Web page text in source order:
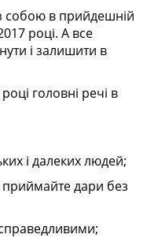
собою в прийдешній
році. А все
і залишити в
головні речі в
і далеких людей;
приймайте дари без